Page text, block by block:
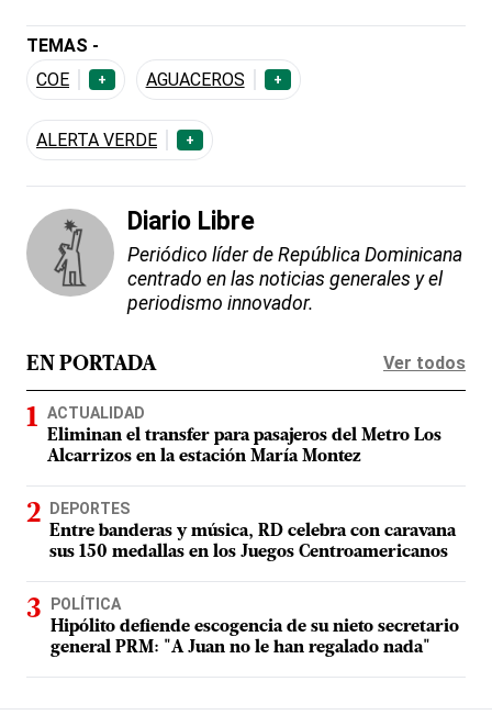
TEMAS -
COE
+ AGUACEROS +
ALERTA VERDE +
Diario Libre
Periódico líder de República Dominicana
centrado en las noticias generales y el
periodismo innovador.
EN PORTADA Ver todos
ACTUALIDAD
Eliminan el transfer para pasajeros del Metro Los
Alcarrizos en la estación María Montez
DEPORTES
Entre banderas y música, RD celebra con caravana
sus 150 medallas en los Juegos Centroamericanos
POLÍTICA
Hipólito defiende escogencia de su nieto secretario
general PRM: "A Juan no le han regalado nada"